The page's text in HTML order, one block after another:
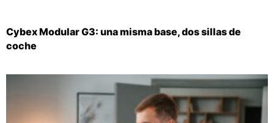
Cybex Modular G3: una misma base, dos sillas de
coche